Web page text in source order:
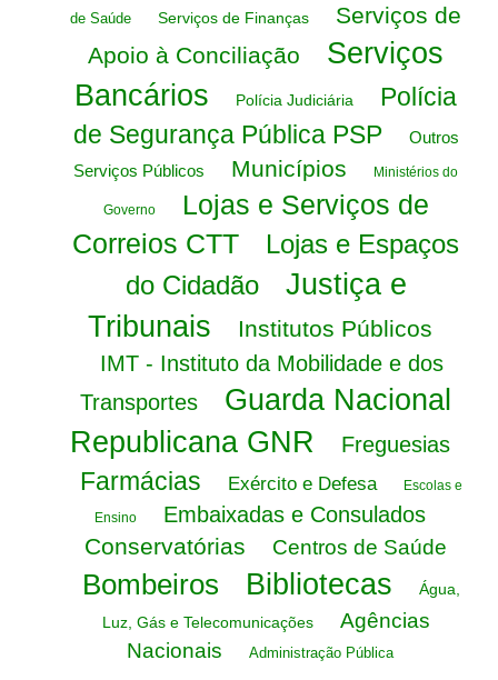
de Saúde
Serviços de Finanças
Serviços de
Apoio à Conciliação
Serviços
Bancários
Polícia Judiciária
Polícia
de Segurança Pública PSP
Outros
Serviços Públicos
Municípios Ministérios do
Governo
Lojas e Serviços de
Correios CTT
Lojas e Espaços
do Cidadão
Justiça e
Tribunais
Institutos Públicos
IMT - Instituto da Mobilidade e dos
Transportes
Guarda Nacional
Republicana GNR
Freguesias
Farmácias Exército e Defesa Escolas e
Ensino Embaixadas e Consulados
Conservatórias Centros de Saúde
Bombeiros Bibliotecas
Água,
Luz, Gás e Telecomunicações
Agências
Nacionais
Administração Pública